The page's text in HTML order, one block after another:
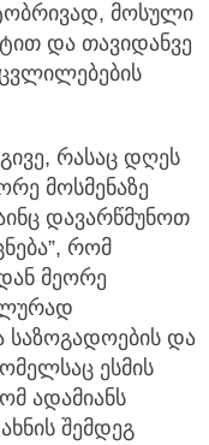
მოსული
და თავიდანვე
რასაც დღეს
მოსმენაზე
დავარწმუნოთ
რომ
მეორე
საზოგადოების და
ესმის
ადამიანს
შემდეგ